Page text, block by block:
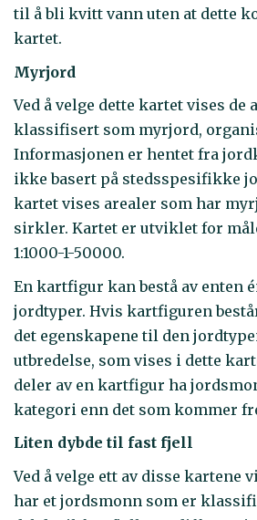
til å bli kvitt vann uten at dette
kartet.
Myrjord
Ved å velge dette kartet vises de
klassifisert som myrjord,
Informasjonen er hentet fra
ikke basert på stedsspesifikke
kartet vises arealer som har
sirkler. Kartet er utviklet for
1:1000-1-50000.
En kartfigur kan bestå av enten
jordtyper. Hvis kartfiguren
det egenskapene til den
utbredelse, som vises i dette
deler av en kartfigur ha
kategori enn det som kommer
Liten dybde til fast fjell
Ved å velge ett av disse kartene
har et jordsmonn som er